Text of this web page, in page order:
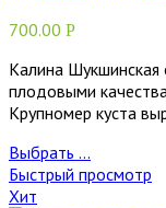
700.00 Р
Калина
плодовыми
Крупномер куста
Выбрать ...
Быстрый просмотр
Хит